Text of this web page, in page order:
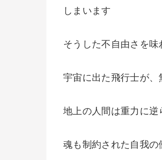
しまいます
そうした不自由さを
宇宙に出た飛行士が
地上の人間は重力に
魂も制約された自我